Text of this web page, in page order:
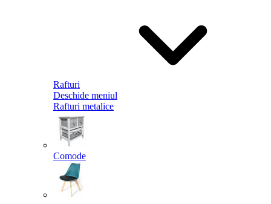
Rafturi
Deschide meniul
Rafturi metalice
Comode